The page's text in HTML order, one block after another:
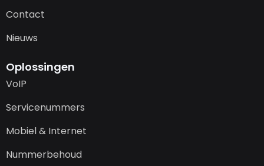
Contact
Nieuws
Oplossingen
VoIP
Servicenummers
Mobiel & Internet
Nummerbehoud